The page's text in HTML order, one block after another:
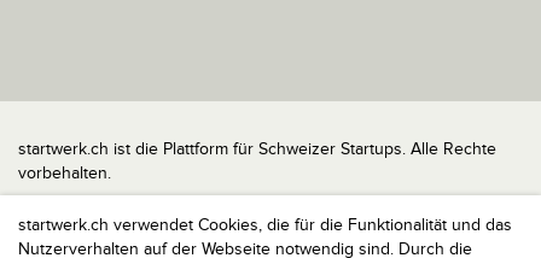
startwerk.ch verwendet Cookies, die für die Funktionalität und das
Nutzerverhalten auf der Webseite notwendig sind. Durch die
startwerk.ch ist die Plattform für Schweizer Startups. Alle Rechte
vorbehalten.
Impressum
Kontakt